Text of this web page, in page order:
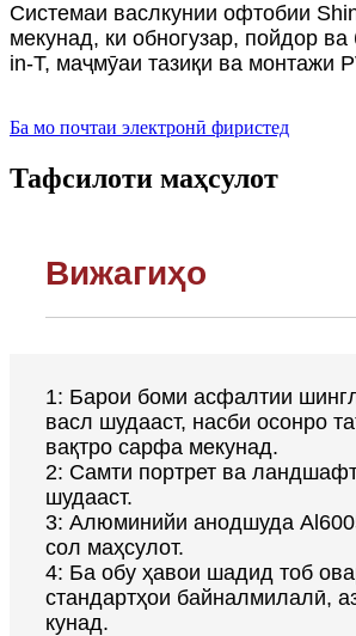
Системаи васлкунии офтобии
мекунад, ки обногузар, пойдор
in-T, маҷмӯаи тазиқи ва монтажи
Ба мо почтаи электронӣ фиристед
Тафсилоти маҳсулот
Вижагиҳо
1: Барои боми асфалтии
васл шудааст, насби осонро
вақтро сарфа мекунад.
2: Самти портрет ва
шудааст.
3: Алюминийи анодшуда
сол маҳсулот.
4: Ба обу ҳавои шадид тоб
стандартҳои байналмилалӣ,
кунад.